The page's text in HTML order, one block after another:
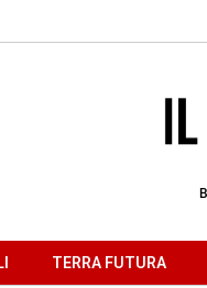
TERRA FUTURA